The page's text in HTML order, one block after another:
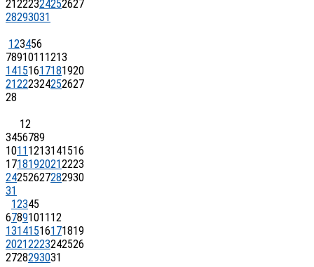
21222324252627
28293031
123456
7891011 1213
14151617181920
21222324252627
28
12
3456789
1011 1213141516
17181920212223
24252627282930
31
12345
67891011 12
13141516171819
20212223242526
2728293031